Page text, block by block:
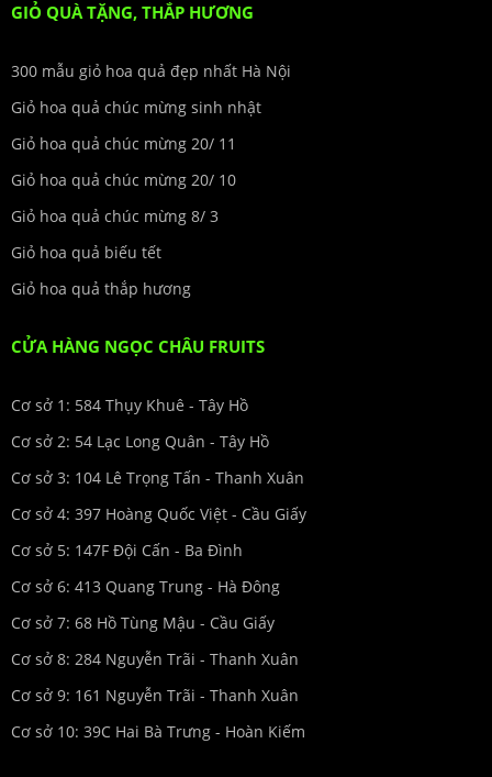
GIỎ QUÀ TẶNG, THẮP HƯƠNG
300 mẫu giỏ hoa quả đẹp nhất Hà Nội
Giỏ hoa quả chúc mừng sinh nhật
Giỏ hoa quả chúc mừng 20/ 11
Giỏ hoa quả chúc mừng 20/ 10
Giỏ hoa quả chúc mừng 8/ 3
Giỏ hoa quả biếu tết
Giỏ hoa quả thắp hương
CỬA HÀNG NGỌC CHÂU FRUITS
Cơ sở 1: 584 Thụy Khuê - Tây Hồ
Cơ sở 2: 54 Lạc Long Quân - Tây Hồ
Cơ sở 3: 104 Lê Trọng Tấn - Thanh Xuân
Cơ sở 4: 397 Hoàng Quốc Việt - Cầu Giấy
Cơ sở 5: 147F Đội Cấn - Ba Đình
Cơ sở 6: 413 Quang Trung - Hà Đông
Cơ sở 7: 68 Hồ Tùng Mậu - Cầu Giấy
Cơ sở 8: 284 Nguyễn Trãi - Thanh Xuân
Cơ sở 9: 161 Nguyễn Trãi - Thanh Xuân
Cơ sở 10: 39C Hai Bà Trưng - Hoàn Kiếm